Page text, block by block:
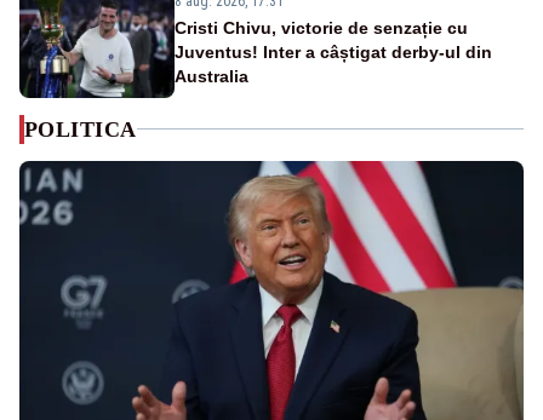
Cristi Chivu, victorie de senzație cu
Juventus! Inter a câștigat derby-ul din
Australia
POLITICA